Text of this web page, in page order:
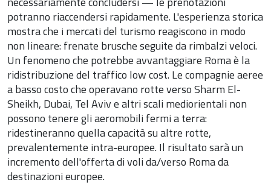
potranno riaccendersi rapidamente. L'esperienza storica
mostra che i mercati del turismo reagiscono in modo
non lineare: frenate brusche seguite da rimbalzi veloci.
Un fenomeno che potrebbe avvantaggiare Roma è la
ridistribuzione del traffico low cost. Le compagnie aeree
a basso costo che operavano rotte verso Sharm El-
Sheikh, Dubai, Tel Aviv e altri scali mediorientali non
possono tenere gli aeromobili fermi a terra:
ridestineranno quella capacità su altre rotte,
prevalentemente intra-europee. Il risultato sarà un
incremento dell'offerta di voli da/verso Roma da
destinazioni europee.